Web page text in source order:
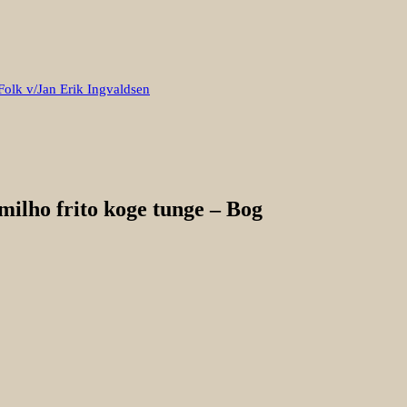
v/Jan Erik Ingvaldsen
frito koge tunge – Bog